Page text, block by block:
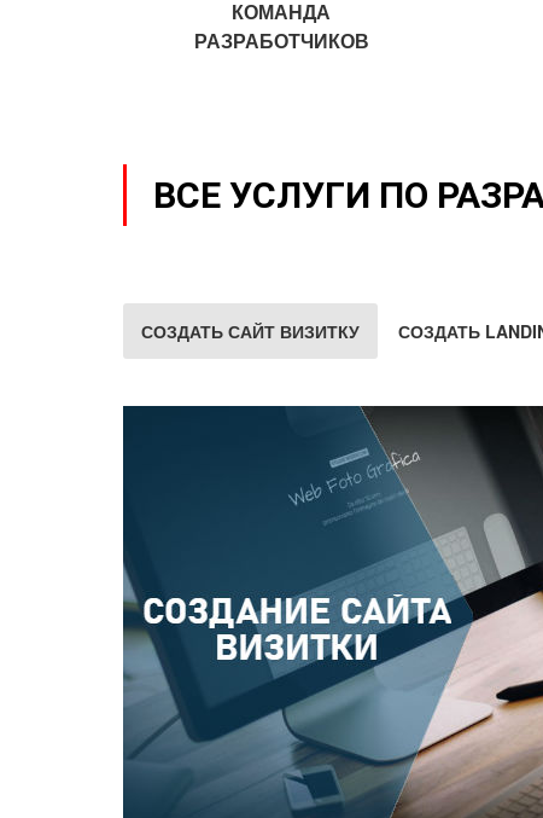
КОМАНДА
РАЗРАБОТЧИКОВ
ВСЕ УСЛУГИ ПО
СОЗДАТЬ САЙТ ВИЗИТКУ СОЗДАТЬ